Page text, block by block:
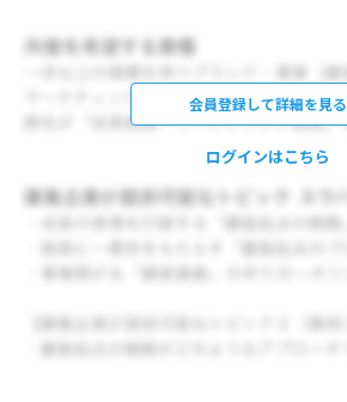
会員登録して詳細を見る
ログインはこちら